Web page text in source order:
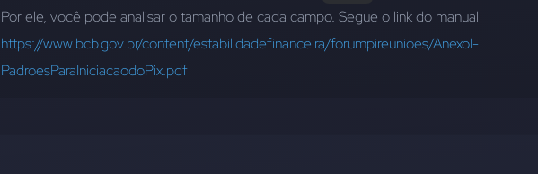
https://www.bcb.gov.br/content/estabilidadefinanceira/forumpireunioes/AnexoI-
PadroesParaIniciacaodoPix.pdf